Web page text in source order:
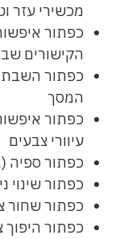
מכשירי עזר
כפתור
הקישורים
כפתור
המסך
כפתור
עיוורי צבעים
כפתור ספיה
כפתור שינוי
כפתור שחור
כפתור היפוך